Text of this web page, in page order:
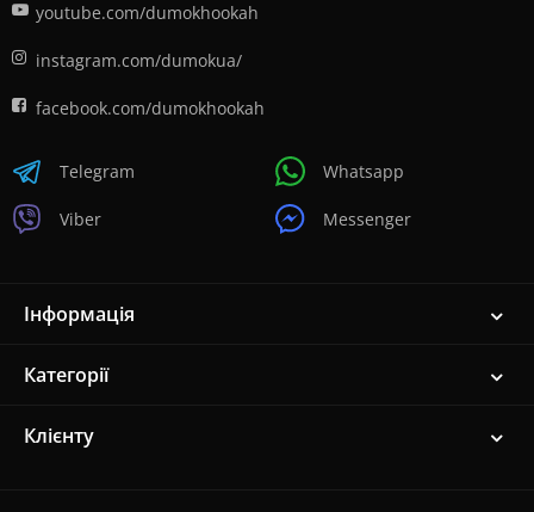
youtube.com/dumokhookah
instagram.com/dumokua/
facebook.com/dumokhookah
Telegram
Viber
Whatsapp
Messenger
Інформація
Категорії
Клієнту